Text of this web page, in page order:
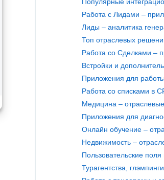
Работа с Лидами –
Лиды – аналитика
Топ отраслевых
Работа со Сделками –
Встройки и
Приложения для
Работа со списками в
Медицина –
Приложения для
Недвижимость –
Пользовательские